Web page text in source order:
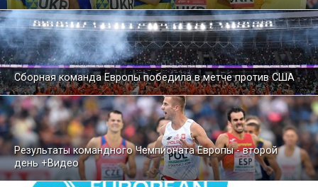
Cборная команда Европы победила в метче против США
Результаты командного Чемпионата Европы - второй
день +Видео